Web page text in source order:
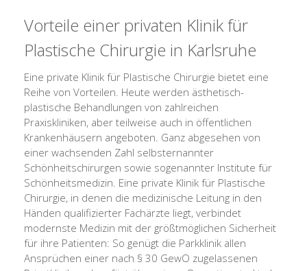
Vorteile einer privaten Klinik für
Plastische Chirurgie in Karlsruhe
Eine private Klinik für Plastische Chirurgie bietet eine
Reihe von Vorteilen. Heute werden ästhetisch-
plastische Behandlungen von zahlreichen
Praxiskliniken, aber teilweise auch in öffentlichen
Krankenhäusern angeboten. Ganz abgesehen von
einer wachsenden Zahl selbsternannter
Schönheitschirurgen sowie sogenannter Institute für
Schönheitsmedizin. Eine private Klinik für Plastische
Chirurgie, in denen die medizinische Leitung in den
Händen qualifizierter Fachärzte liegt, verbindet
modernste Medizin mit der größtmöglichen Sicherheit
für ihre Patienten: So genügt die Parkklinik allen
Ansprüchen einer nach § 30 GewO zugelassenen